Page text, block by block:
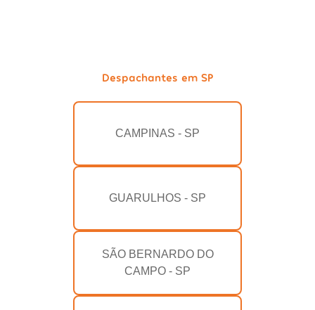
Despachantes em SP
CAMPINAS - SP
GUARULHOS - SP
SÃO BERNARDO DO
CAMPO - SP